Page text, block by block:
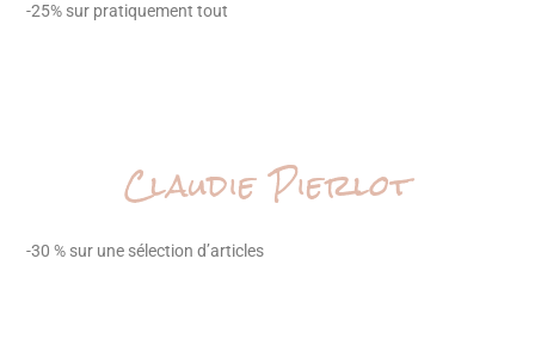
-25% sur pratiquement tout
Claudie Pierlot
-30 % sur une sélection d’articles